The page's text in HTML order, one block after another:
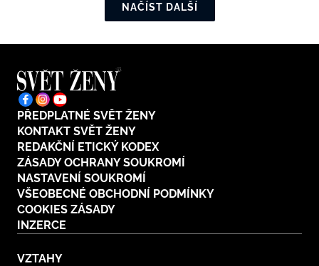
NAČÍST DALŠÍ
PŘEDPLATNÉ SVĚT ŽENY
KONTAKT SVĚT ŽENY
REDAKČNÍ ETICKÝ KODEX
ZÁSADY OCHRANY SOUKROMÍ
NASTAVENÍ SOUKROMÍ
VŠEOBECNÉ OBCHODNÍ PODMÍNKY
COOKIES ZÁSADY
INZERCE
VZTAHY